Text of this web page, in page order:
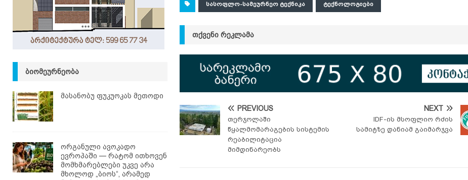
ᲡᲐᲡᲝᲤᲚᲝ-ᲡᲐᲛᲔᲣᲠᲜᲔᲝ ᲢᲔᲥᲜᲘᲙᲐ ᲢᲔᲥᲜᲝᲚᲝᲒᲘᲔᲑᲘ
ᲗᲥᲕᲔᲜᲘ ᲠᲔᲙᲚᲐᲛᲐ
PREVIOUS
თერჯოლაში
წყალმომარაგების სისტემის
რეაბილიტაცია
მიმდინარეობს
NEXT
IDF-ის მსოფლიო რძის
სამიტზე დანიამ გაიმარჯვა
ᲑᲘᲝᲛᲔᲣᲠᲜᲔᲝᲑᲐ
მასანობუ ფუკუოკას მეთოდი
ორგანული ავოკადო
ევროპაში — რატომ ითხოვენ
მომხმარებლები უკვე არა
მხოლოდ „ბიოს“, არამედ